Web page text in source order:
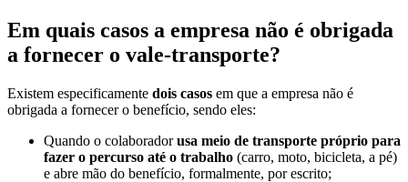
Em quais casos a empresa não é obrigada
a fornecer o vale-transporte?
Existem especificamente dois casos em que a empresa não é
obrigada a fornecer o benefício, sendo eles:
Quando o colaboradorusa meio de transporte próprio para
fazer o percurso até o trabalho (carro, moto, bicicleta, a pé)
e abre mão do benefício, formalmente, por escrito;